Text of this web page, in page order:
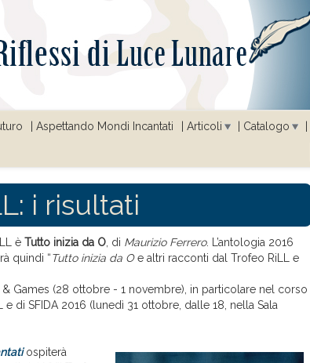
Aspettando Mondi Incantati Articoli Catalogo
i risultati
è Tutto inizia da O, di Maurizio Ferrero. L’antologia 2016
quindi “Tutto inizia da Oe altri racconti dal Trofeo RiLL e
Games (28 ottobre - 1 novembre), in particolare nel corso
di SFIDA 2016 (lunedì 31 ottobre, dalle 18, nella Sala
ospiterà